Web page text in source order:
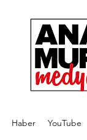
Haber YouTube